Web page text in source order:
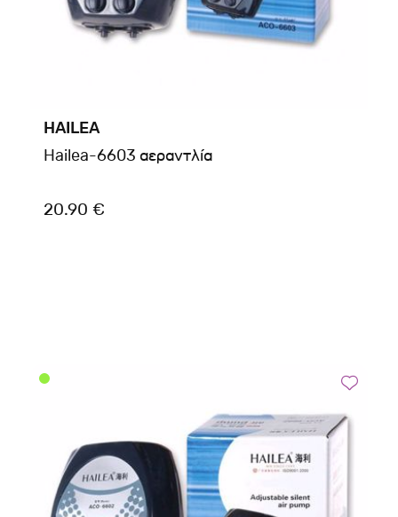
HAILEA
Hailea-6603 αεραντλία
20.90 €